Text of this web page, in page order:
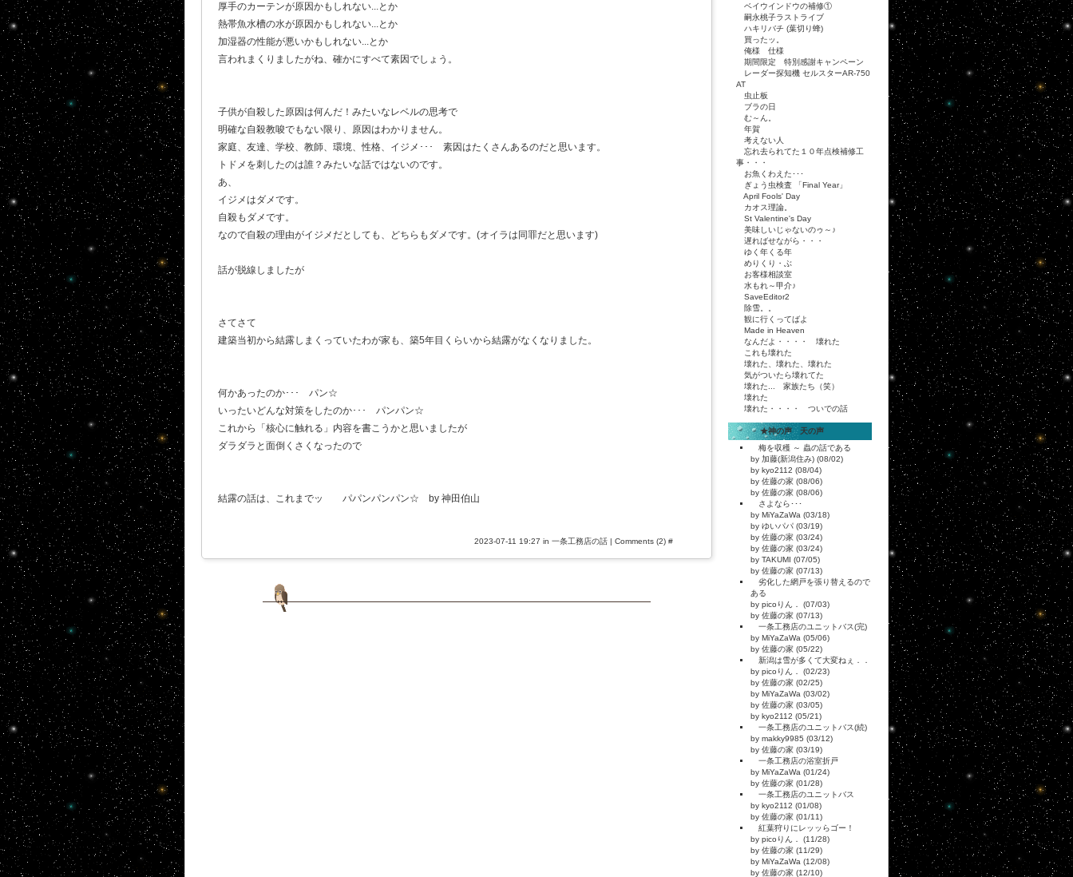
厚手のカーテンが原因かもしれない...とか
熱帯魚水槽の水が原因かもしれない...とか
加湿器の性能が悪いかもしれない...とか
言われまくりましたがね、確かにすべて素因でしょう。
子供が自殺した原因は何んだ！みたいなレベルの思考で
明確な自殺教唆でもない限り、原因はわかりません。
家庭、友達、学校、教師、環境、性格、イジメ･･･ 素因はたくさんあるのだと思います。
トドメを刺したのは誰？みたいな話ではないのです。
あ、
イジメはダメです。
自殺もダメです。
なので自殺の理由がイジメだとしても、どちらもダメです。(オイラは同罪だと思います)
話が脱線しましたが
さてさて
建築当初から結露しまくっていたわが家も、築5年目くらいから結露がなくなりました。
何かあったのか･･･ パン☆
いったいどんな対策をしたのか･･･ パンパン☆
これから「核心に触れる」内容を書こうかと思いましたが
ダラダラと面倒くさくなったので
結露の話は、これまでッ パパンパンパン☆ by 神田伯山
2023-07-11 19:27 in 一条工務店の話 | Comments (2) #
ベイウインドウの補修①
嗣永桃子ラストライブ
ハキリバチ (葉切り蜂)
買ったッ。
俺様 仕様
期間限定 特別感謝キャンペーン
レーダー探知機 セルスターAR-750
AT
虫止板
ブラの日
む～ん。
年賀
考えない人
忘れ去られてた１０年点検補修工
事・・・
お魚くわえた･･･
ぎょう虫検査 「Final Year」
April Fools' Day
カオス理論。
St Valentine's Day
美味しいじゃないのゥ～♪
遅ればせながら・・・
ゆく年くる年
めりくり・ぶ
お客様相談室
水もれ～甲介♪
SaveEditor2
除雪。。
観に行くってばよ
Made in Heaven
なんだよ・・・・ 壊れた
これも壊れた
壊れた、壊れた、壊れた
気がついたら壊れてた
壊れた... 家族たち（笑）
壊れた
壊れた・・・・ ついでの話
★神の声 天の声
梅を収穫 ～ 蟲の話である
by 加藤(新潟住み) (08/02)
by kyo2112 (08/04)
by 佐藤の家 (08/06)
by 佐藤の家 (08/06)
さよなら･･･
by MiYaZaWa (03/18)
by ゆいパパ (03/19)
by 佐藤の家 (03/24)
by 佐藤の家 (03/24)
by TAKUMI (07/05)
by 佐藤の家 (07/13)
劣化した網戸を張り替えるので
ある
by picoりん． (07/03)
by 佐藤の家 (07/13)
一条工務店のユニットバス(完)
by MiYaZaWa (05/06)
by 佐藤の家 (05/22)
新潟は雪が多くて大変ねぇ．．
by picoりん． (02/23)
by 佐藤の家 (02/25)
by MiYaZaWa (03/02)
by 佐藤の家 (03/05)
by kyo2112 (05/21)
一条工務店のユニットバス(続)
by makky9985 (03/12)
by 佐藤の家 (03/19)
一条工務店の浴室折戸
by MiYaZaWa (01/24)
by 佐藤の家 (01/28)
一条工務店のユニットバス
by kyo2112 (01/08)
by 佐藤の家 (01/11)
紅葉狩りにレッッらゴー！
by picoりん． (11/28)
by 佐藤の家 (11/29)
by MiYaZaWa (12/08)
by 佐藤の家 (12/10)